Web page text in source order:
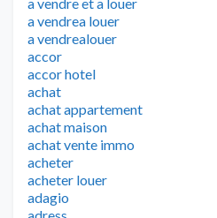
a vendrea louer
a vendrealouer
accor
accor hotel
achat
achat appartement
achat maison
achat vente immo
acheter
acheter louer
adagio